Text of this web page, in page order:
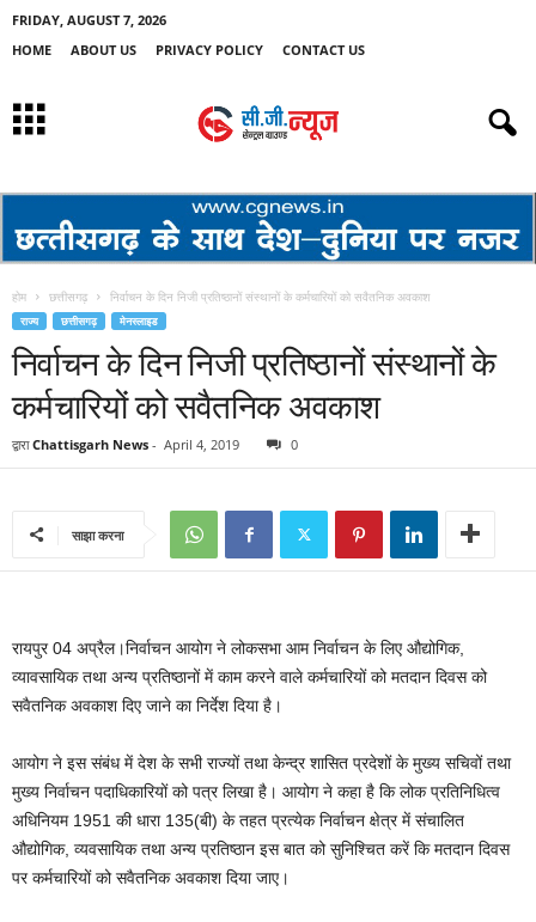
FRIDAY, AUGUST 7, 2026
HOME
ABOUT US PRIVACY POLICY CONTACT US
होम छत्तीसगढ़ निर्वाचन के दिन निजी प्रतिष्ठानों संस्थानों के कर्मचारियों को सवैतनिक अवकाश
राज्य छत्तीसगढ़ मेनस्लाइड
निर्वाचन के दिन निजी प्रतिष्ठानों संस्थानों के
कर्मचारियों को सवैतनिक अवकाश
द्वारा Chattisgarh News - April 4, 2019 0
साझा करना
रायपुर 04 अप्रैल।निर्वाचन आयोग ने लोकसभा आम निर्वाचन के लिए औद्योगिक,
व्यावसायिक तथा अन्य प्रतिष्ठानों में काम करने वाले कर्मचारियों को मतदान दिवस को
सवैतनिक अवकाश दिए जाने का निर्देश दिया है।
आयोग ने इस संबंध में देश के सभी राज्यों तथा केन्द्र शासित प्रदेशों के मुख्य सचिवों तथा
मुख्य निर्वाचन पदाधिकारियों को पत्र लिखा है। आयोग ने कहा है कि लोक प्रतिनिधित्व
अधिनियम 1951 की धारा 135(बी) के तहत प्रत्येक निर्वाचन क्षेत्र में संचालित
औद्योगिक, व्यवसायिक तथा अन्य प्रतिष्ठान इस बात को सुनिश्चित करें कि मतदान दिवस
पर कर्मचारियों को सवैतनिक अवकाश दिया जाए।